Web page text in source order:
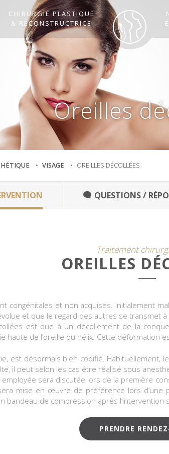
CHIRURGIE PLASTIQUE
& RECONSTRUCTRICE
Oreilles
VISAGE OREILLES DÉCOLLÉES
QUESTIONS /
Traitement
OREILLES
congénitales et non acquises. Initialement
et que le regard des autres se transmet à
est due à un décollement de la
haute de l’oreille ou hélix. Cette déformation
est désormais bien codifié. Habituellement,
il peut selon les cas être réalisé sous
employée sera discutée lors de la première
mise en œuvre de préférence lors d’une
bandeau de compression après
PRENDRE